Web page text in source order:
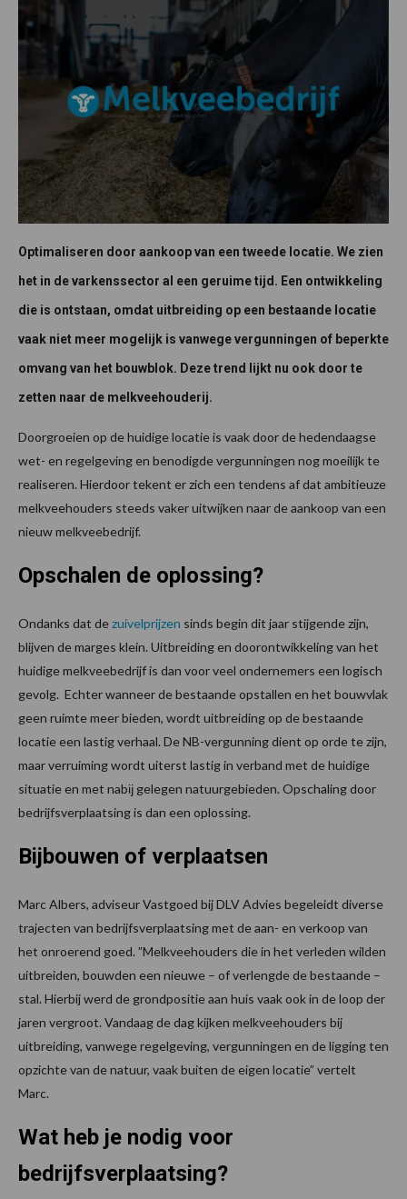
Optimaliseren door aankoop van een tweede locatie. We zien
het in de varkenssector al een geruime tijd. Een ontwikkeling
die is ontstaan, omdat uitbreiding op een bestaande locatie
vaak niet meer mogelijk is vanwege vergunningen of beperkte
omvang van het bouwblok. Deze trend lijkt nu ook door te
zetten naar de melkveehouderij.
Doorgroeien op de huidige locatie is vaak door de hedendaagse
wet- en regelgeving en benodigde vergunningen nog moeilijk te
realiseren. Hierdoor tekent er zich een tendens af dat ambitieuze
melkveehouders steeds vaker uitwijken naar de aankoop van een
nieuw melkveebedrijf.
Opschalen de oplossing?
Ondanks dat dezuivelprijzen sinds begin dit jaar stijgende zijn,
blijven de marges klein. Uitbreiding en doorontwikkeling van het
huidige melkveebedrijf is dan voor veel ondernemers een logisch
gevolg. Echter wanneer de bestaande opstallen en het bouwvlak
geen ruimte meer bieden, wordt uitbreiding op de bestaande
locatie een lastig verhaal. De NB-vergunning dient op orde te zijn,
maar verruiming wordt uiterst lastig in verband met de huidige
situatie en met nabĳ gelegen natuurgebieden. Opschaling door
bedrijfsverplaatsing is dan een oplossing.
Bijbouwen of verplaatsen
Marc Albers, adviseur Vastgoed bij DLV Advies begeleidt diverse
trajecten van bedrijfsverplaatsing met de aan- en verkoop van
het onroerend goed. ”Melkveehouders die in het verleden wilden
uitbreiden, bouwden een nieuwe – of verlengde de bestaande –
stal. Hierbij werd de grondpositie aan huis vaak ook in de loop der
jaren vergroot. Vandaag de dag kijken melkveehouders bij
uitbreiding, vanwege regelgeving, vergunningen en de ligging ten
opzichte van de natuur, vaak buiten de eigen locatie” vertelt
Marc.
Wat heb je nodig voor
bedrijfsverplaatsing?